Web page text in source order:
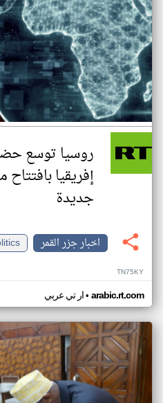
روسيا توسع
جديدة
اخبار جزر القمر
TN75KY
ار تي عربي• arabic.rt.com